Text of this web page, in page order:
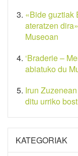
«Bide guztiak
ateratzen
Museoan
‘Braderie –
abiatuko du
Irun
ditu urriko
KATEGORIAK